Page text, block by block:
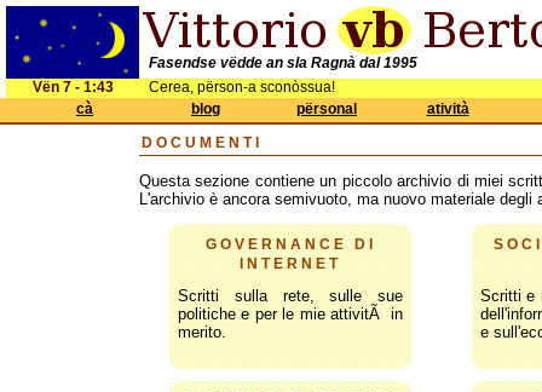
Fasendse vëdde an sla Ragnà dal 1995
Vën 7 - 1:43
Cerea, përson-a sconòssua!
cà
blog përsonal
atività
DOCUMENTI
Questa sezione contiene un piccolo archivio di miei
L'archivio è ancora semivuoto, ma nuovo materiale
GOVERNANCE DI
INTERNET
Scritti sulla rete, sulle sue
politiche e per le mie attivitÃ in
merito.
Scritti e
e